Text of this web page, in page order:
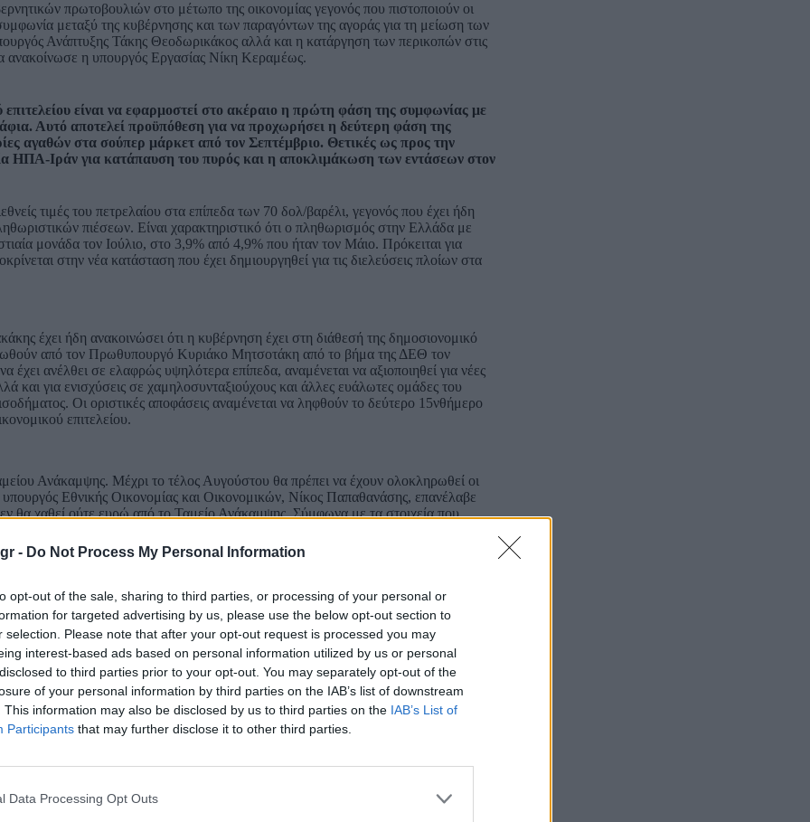
- Do Not Process My Personal Information
opt-out of the sale, sharing to third parties, or processing of your personal or
for targeted advertising by us, please use the below opt-out section to
selection. Please note that after your opt-out request is processed you may
interest-based ads based on personal information utilized by us or personal
to third parties prior to your opt-out. You may separately opt-out of the
of your personal information by third parties on the IAB’s list of downstream
This information may also be disclosed by us to third parties on the IAB’s List of
Participants that may further disclose it to other third parties.
Data Processing Opt Outs
πρωτοβουλιών στο μέτωπο της οικονομίας γεγονός που πιστοποιούν οι
μεταξύ της κυβέρνησης και των παραγόντων της αγοράς για τη μείωση των
Ανάπτυξης Τάκης Θεοδωρικάκος αλλά και η κατάργηση των περικοπών στις
ανακοίνωσε η υπουργός Εργασίας Νίκη Κεραμέως.
είναι να εφαρμοστεί στο ακέραιο η πρώτη φάση της συμφωνίας με
Αυτό αποτελεί προϋπόθεση για να προχωρήσει η δεύτερη φάση της
αγαθών στα σούπερ μάρκετ από τον Σεπτέμβριο. Θετικές ως προς την
ΗΠΑ-Ιράν για κατάπαυση του πυρός και η αποκλιμάκωση των εντάσεων στον
τιμές του πετρελαίου στα επίπεδα των 70 δολ/βαρέλι, γεγονός που έχει ήδη
πιέσεων. Είναι χαρακτηριστικό ότι ο πληθωρισμός στην Ελλάδα με
μονάδα τον Ιούλιο, στο 3,9% από 4,9% που ήταν τον Μάιο. Πρόκειται για
στην νέα κατάσταση που έχει δημιουργηθεί για τις διελεύσεις πλοίων στα
έχει ήδη ανακοινώσει ότι η κυβέρνηση έχει στη διάθεσή της δημοσιονομικό
από τον Πρωθυπουργό Κυριάκο Μητσοτάκη από το βήμα της ΔΕΘ τον
έχει ανέλθει σε ελαφρώς υψηλότερα επίπεδα, αναμένεται να αξιοποιηθεί για νέες
και για ενισχύσεις σε χαμηλοσυνταξιούχους και άλλες ευάλωτες ομάδες του
Οι οριστικές αποφάσεις αναμένεται να ληφθούν το δεύτερο 15νθήμερο
επιτελείου.
Ανάκαμψης. Μέχρι το τέλος Αυγούστου θα πρέπει να έχουν ολοκληρωθεί οι
Εθνικής Οικονομίας και Οικονομικών, Νίκος Παπαθανάσης, επανέλαβε
χαθεί ούτε ευρώ από το Ταμείο Ανάκαμψης. Σύμφωνα με τα στοιχεία που
( 24,6 δισ. ευρώ) έχουν εισρεύσει στην οικονομία σε λιγότερο από 5 χρόνια. Το
την Ελλάδα στην 1η θέση μεταξύ των κρατών μελών της ΕΕ ως προς τη σημασία
σχέδιο είναι οπισθοβαρές, γι’ αυτό υπάρχει φυσιολογική εξέλιξη στην υλοποίηση
και το 2027, αφού η τελευταία εκταμίευση θα γίνει τον Δεκέμβριο του 2026.